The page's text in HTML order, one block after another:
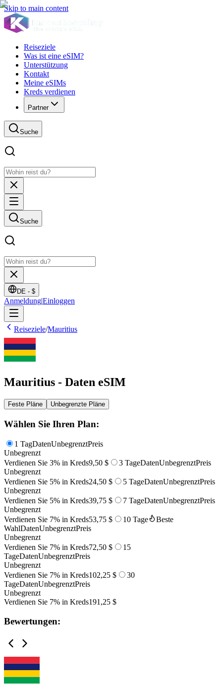
Skip to main content
Reiseziele
Was ist eine eSIM?
Unterstützung
Kontakt
Meine eSIMs
Kreds verdienen
Partner
Suche
Suche
DE - $
Anmeldung|Einloggen
Reiseziele/Mauritius
Mauritius - Daten eSIM
Feste Pläne Unbegrenzte Pläne
Wählen Sie Ihren Plan:
1 TagDatenUnbegrenztPreis
Unbegrenzt
Verdienen Sie 3% in Kreds9,50 $ 3 TageDatenUnbegrenztPreis
Unbegrenzt
Verdienen Sie 5% in Kreds24,50 $ 5 TageDatenUnbegrenztPreis
Unbegrenzt
Verdienen Sie 5% in Kreds39,75 $ 7 TageDatenUnbegrenztPreis
Unbegrenzt
Verdienen Sie 7% in Kreds53,75 $ 10 Tage
Beste
WahlDatenUnbegrenztPreis
Unbegrenzt
Verdienen Sie 7% in Kreds72,50 $
15
TageDatenUnbegrenztPreis
Unbegrenzt
Verdienen Sie 7% in Kreds102,25 $
30
TageDatenUnbegrenztPreis
Unbegrenzt
Verdienen Sie 7% in Kreds191,25 $
Bewertungen: